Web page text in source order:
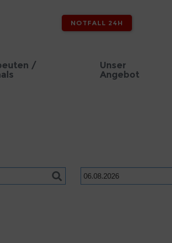
NOTFALL 24H
/
Unser
Angebot
Datum